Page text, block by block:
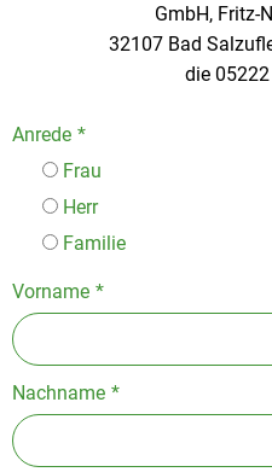
GmbH, Fritz-
32107 Bad
die
Anrede *
Frau
Herr
Familie
Vorname *
Nachname *